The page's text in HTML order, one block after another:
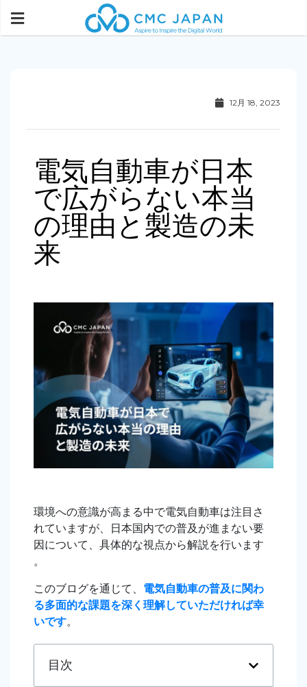
12月 18, 2023
電気自動車が日本
で広がらない本当
の理由と製造の未
来
環境への意識が高まる中で電気自動車は注目さ
れていますが、日本国内での普及が進まない要
因について、具体的な視点から解説を行います
。
このブログを通じて、 電気自動車の普及に関わ
る多面的な課題を深く理解していただければ幸
いです。
目次